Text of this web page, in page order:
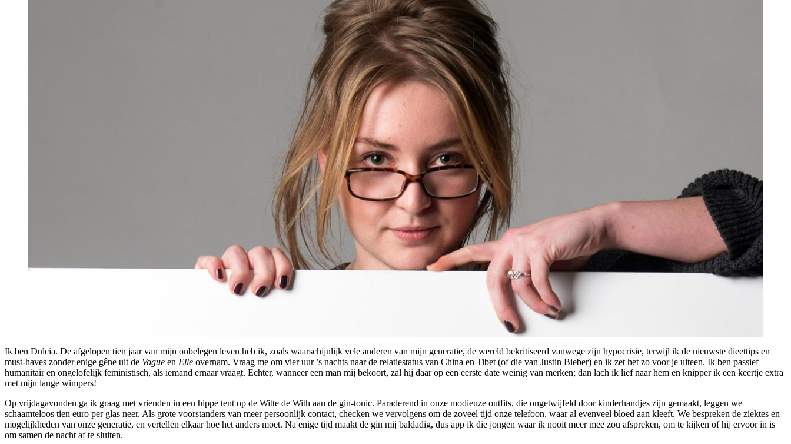
Ik ben Dulcia. De afgelopen tien jaar van mijn onbelegen leven heb ik, zoals waarschijnlijk vele anderen van mijn generatie, de wereld bekritiseerd vanwege zijn hypocrisie, terwijl ik de nieuwste dieettips en
must-haves zonder enige gêne uit de Vogue en Elle overnam. Vraag me om vier uur ’s nachts naar de relatiestatus van China en Tibet (of die van Justin Bieber) en ik zet het zo voor je uiteen. Ik ben passief
humanitair en ongelofelijk feministisch, als iemand ernaar vraagt. Echter, wanneer een man mij bekoort, zal hij daar op een eerste date weinig van merken; dan lach ik lief naar hem en knipper ik een keertje extra
met mijn lange wimpers!
Op vrijdagavonden ga ik graag met vrienden in een hippe tent op de Witte de With aan de gin-tonic. Paraderend in onze modieuze outfits, die ongetwijfeld door kinderhandjes zijn gemaakt, leggen we
schaamteloos tien euro per glas neer. Als grote voorstanders van meer persoonlijk contact, checken we vervolgens om de zoveel tijd onze telefoon, waar al evenveel bloed aan kleeft. We bespreken de ziektes en
mogelijkheden van onze generatie, en vertellen elkaar hoe het anders moet. Na enige tijd maakt de gin mij baldadig, dus app ik die jongen waar ik nooit meer mee zou afspreken, om te kijken of hij ervoor in is
om samen de nacht af te sluiten.